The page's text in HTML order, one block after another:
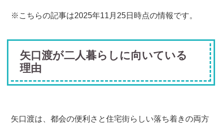
※こちらの記事は2025年11月25日時点の情報です。
矢口渡が二人暮らしに向いている
理由
矢口渡は、都会の便利さと住宅街らしい落ち着きの両方